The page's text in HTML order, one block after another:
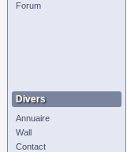
Forum
Divers
Annuaire
Wall
Contact